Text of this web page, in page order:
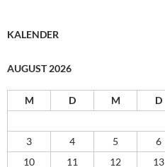
KALENDER
AUGUST 2026
M D M D
3
4 5 6
10
11 12 13